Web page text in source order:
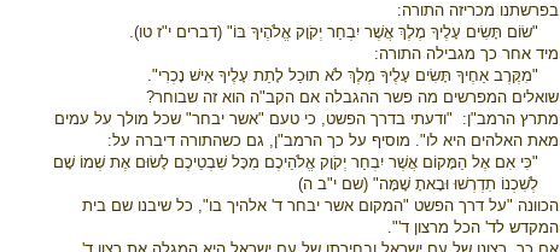
בפרשתנו מכריזה התורה:
"שׂוֹם תָּשִׂים עָלֶיךָ מֶלֶךְ אֲשֶׁר יִבְחַר יְקֹוָק אֱלֹהֶיךָ בּוֹ" (דברים י"ז טו).
מיד אחר כך מגבילה התורה:
"מִקֶּרֶב אַחֶיךָ תָּשִׂים עָלֶיךָ מֶלֶךְ לֹא תוּכַל לָתֵת עָלֶיךָ אִישׁ נָכְרִי".
שואלים המפרשים מה פשר ההגבלה אם הקב"ה הוא זה שבוחר?
מתרץ הרמב"ן:
"ודעתי בדרך הפשט, כי טעם "אשר יבחר" שכל מולך על עמים
מאת האלהים היא לו". מוסיף על כך הרמב"ן, גם כשהתורה דיברה על:
"כִּי אִם אֶל הַמָּקוֹם אֲשֶׁר יִבְחַר יְקֹוָק אֱלֹהֵיכֶם מִכָּל שִׁבְטֵיכֶם לָשׂוּם אֶת שְׁמוֹ שָׁם
לְשִׁכְנוֹ תִדְרְשׁוּ וּבָאתָ שָׁמָּה" (שם י"ב ה)
הכוונה "על דרך הפשט "המקום אשר יבחר ד' אלהיך בו", כל שיבנו שם בית
המקדש לד' הכל מרצון ד'".